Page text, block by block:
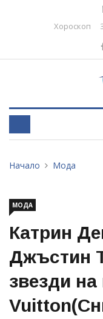
Хороскоп
Начало Мода
МОДА
Катрин
Джъстин
звезди